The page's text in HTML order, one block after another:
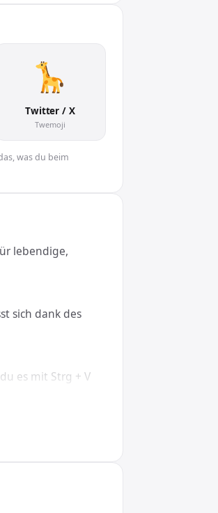
Twitter / X
Twemoji
was du beim
lebendige,
sich dank des
es mit Strg + V